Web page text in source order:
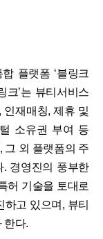
플랫폼 ‘블링크
크’는 뷰티서비스
재매칭, 제휴 및
소유권 부여 등
그 외 플랫폼의 주
. 경영진의 풍부한
허 기술을 토대로
고 있으며, 뷰티
한다.